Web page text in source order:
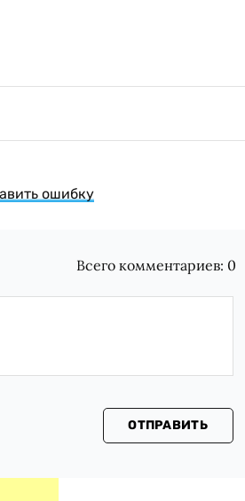
ошибку
Всего комментариев: 0
ОТПРАВИТЬ